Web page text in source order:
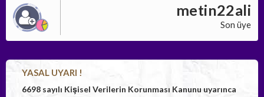
metin22ali
Son üye
YASAL UYARI !
6698 sayılı Kişisel Verilerin Korunması Kanunu uyarınca